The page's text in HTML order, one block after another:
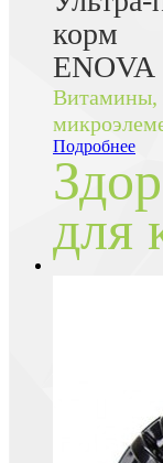
корм
ENOVA
Витамины,
Подробнее
для